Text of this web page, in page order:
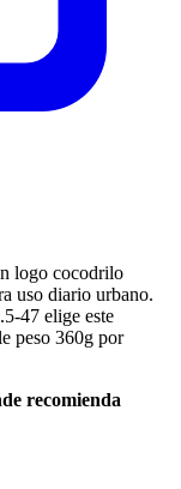
logo cocodrilo
uso diario urbano.
47 elige este
peso 360g por
recomienda